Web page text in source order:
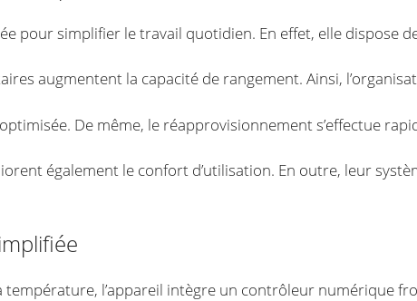
pour simplifier le travail quotidien. En effet, elle dispose
augmentent la capacité de rangement. Ainsi,
De même, le réapprovisionnement s’effectue
également le confort d’utilisation. En outre, leur
l’appareil intègre un contrôleur numérique